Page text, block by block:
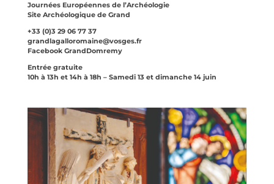
Journées Européennes de l’Archéologie
Site Archéologique de Grand
+33 (0)3 29 06 77 37
grandlagalloromaine@vosges.fr
Facebook GrandDomremy
Entrée gratuite
10h à 13h et 14h à 18h – Samedi 13 et dimanche 14 juin